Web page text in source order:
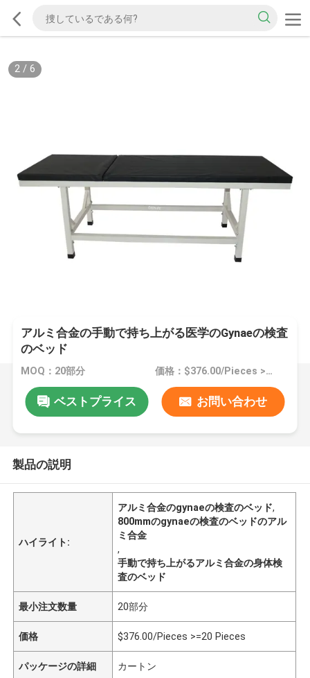
2/ 6
アルミ合金の手動で持ち上がる医学のGynaeの検査
のベッド
MOQ：20部分 価格：$376.00/Pieces >=20 Pieces
ベストプライス お問い合わせ
製品の説明
ハイライト:
アルミ合金のgynaeの検査のベッド,
800mmのgynaeの検査のベッドのアル
ミ合金
,
手動で持ち上がるアルミ合金の身体検
査のベッド
最小注文数量 20部分
価格 $376.00/Pieces >=20 Pieces
パッケージの詳細 カートン